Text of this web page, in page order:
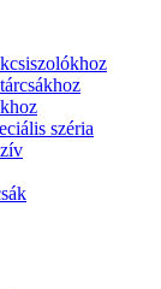
széria